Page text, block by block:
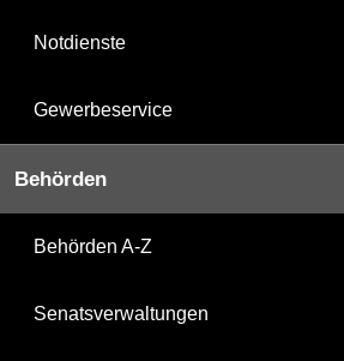
Notdienste
Gewerbeservice
Behörden
Behörden A-Z
Senatsverwaltungen